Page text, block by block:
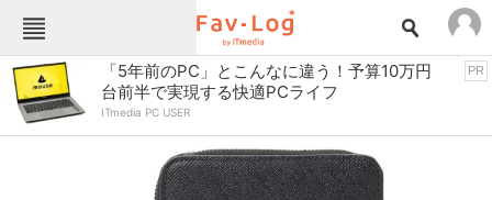
Fav-Logカテゴリー一覧
TOP アウトドア用品
インテリア・収納 おもちゃ・ホビー
キッチン家電
「5年前のPC」とこんなに違う！予算10万円
台前半で実現する快適PCライフ
ITmedia PC USER
PR